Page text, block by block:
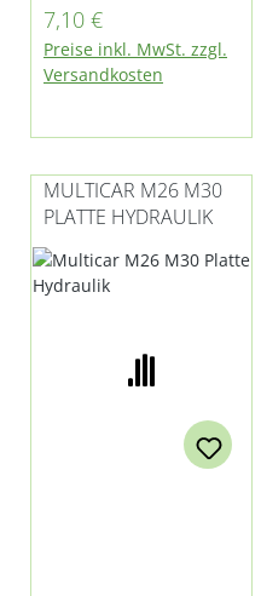
elektrohydraulischen
Kippanlage und am
Hydrauliktank
Multicar M26 - alle
Modelle, M27, Fumo
M30 E3/E4/E5 und
M31
Regulärer Preis:
7,10 €
Preise inkl. MwSt. zzgl.
Versandkosten
MULTICAR M26 M30
PLATTE HYDRAULIK